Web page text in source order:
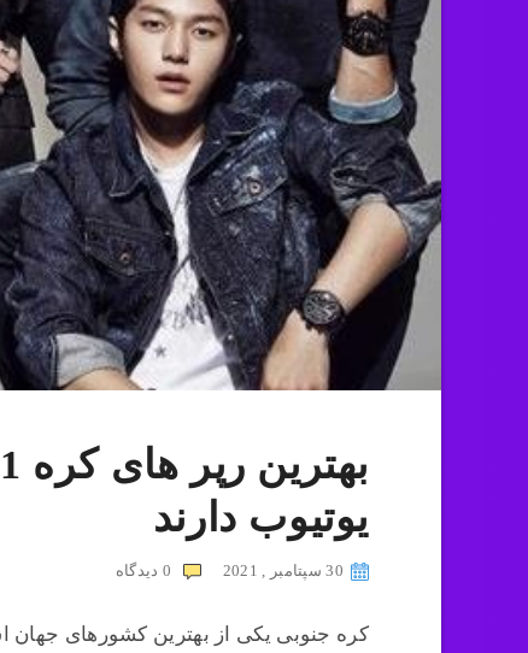
یوتیوب دارند
30 سپتامبر , 2021 0 دیدگاه
کره جنوبی یکی از بهترین کشورهای جهان